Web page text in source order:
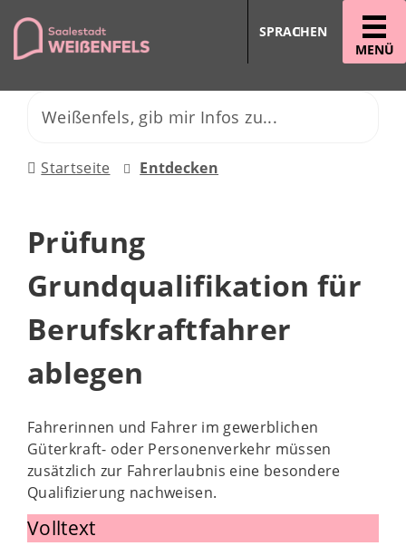
MENÜ
SPRACHEN
Startseite Entdecken
Prüfung
Grundqualifikation für
Berufskraftfahrer
ablegen
Fahrerinnen und Fahrer im gewerblichen
Güterkraft- oder Personenverkehr müssen
zusätzlich zur Fahrerlaubnis eine besondere
Qualifizierung nachweisen.
Volltext